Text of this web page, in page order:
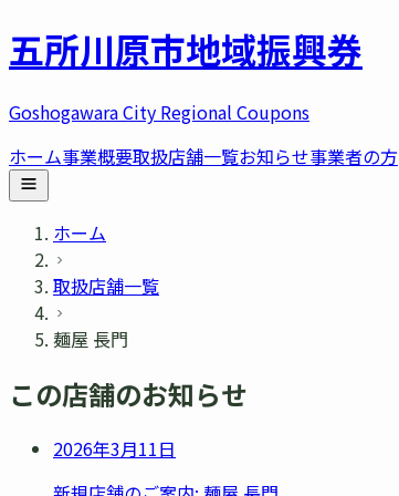
五所川原市地域振興券
Goshogawara City Regional Coupons
ホーム事業概要取扱店舗一覧お知らせ事業者の方
ホーム
取扱店舗一覧
麺屋 長門
この店舗のお知らせ
2026年3月11日